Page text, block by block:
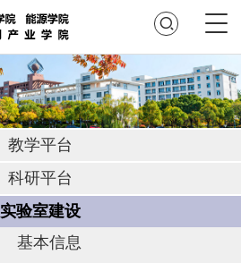
教学平台
科研平台
实验室建设
基本信息